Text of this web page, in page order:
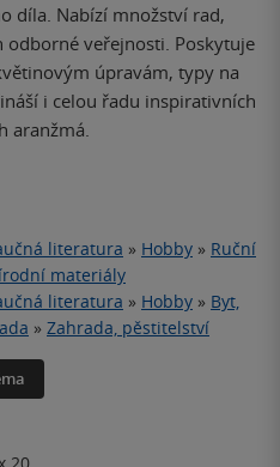
díla. Nabízí množství rad,
odborné veřejnosti. Poskytuje
úpravám, typy na
i celou řadu inspirativních
aranžmá.
literatura » Hobby » Ruční
materiály
literatura » Hobby » Byt,
» Zahrada, pěstitelství